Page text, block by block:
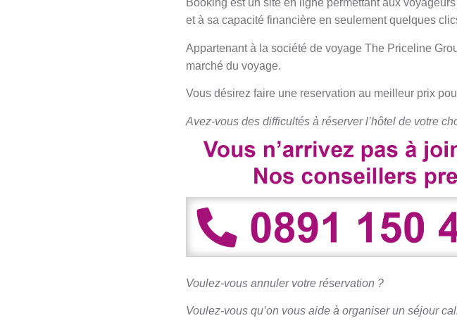
​Booking est un site en ligne permettant aux
et à sa capacité financière en seulement quelques
Appartenant à la société de voyage The Priceline
marché du voyage.
Vous désirez faire une reservation au meilleur prix
Avez-vous des difficultés à réserver l’hôtel de votre
Voulez-vous annuler votre réservation ?
Voulez-vous qu’on vous aide à organiser un séjour